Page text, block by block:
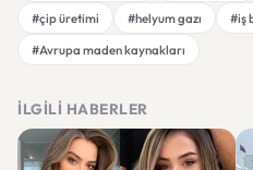
#çip üretimi
#helyum gazı
#iş
#Avrupa maden kaynakları
İLGILI HABERLER